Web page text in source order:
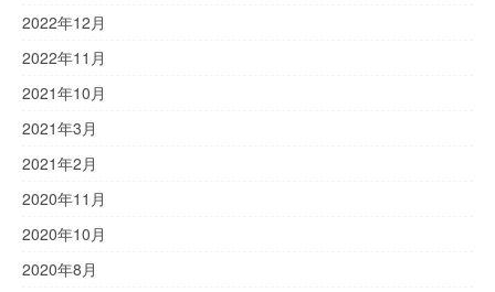
2022年12月
2022年11月
2021年10月
2021年3月
2021年2月
2020年11月
2020年10月
2020年8月